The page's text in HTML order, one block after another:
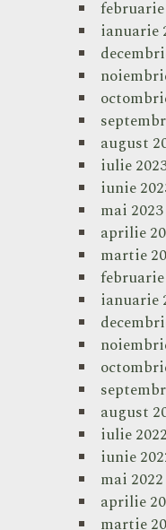
ianuarie
august
iulie
iunie
mai 2023
aprilie
martie
ianuarie
august
iulie 2022
iunie
mai 2022
aprilie
martie